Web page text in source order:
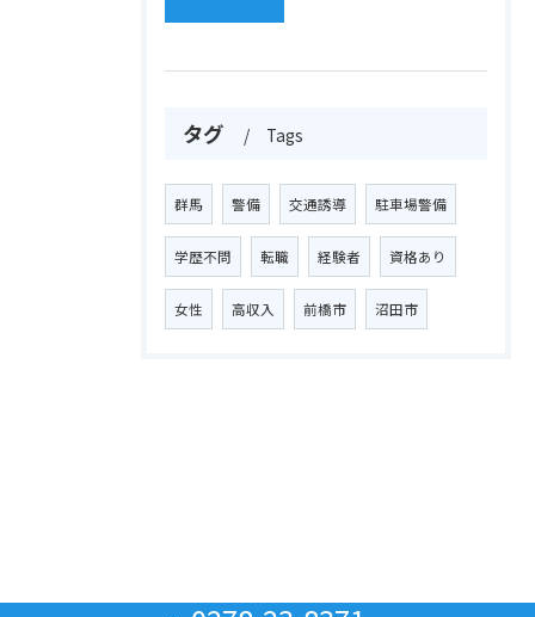
タグ Tags
群馬 警備 交通誘導 駐車場警備
学歴不問 転職 経験者 資格あり
女性 高収入 前橋市 沼田市